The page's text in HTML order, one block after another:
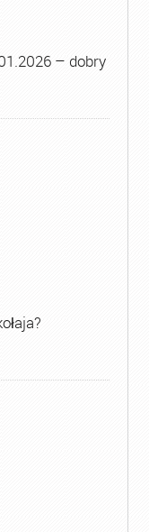
– dobry